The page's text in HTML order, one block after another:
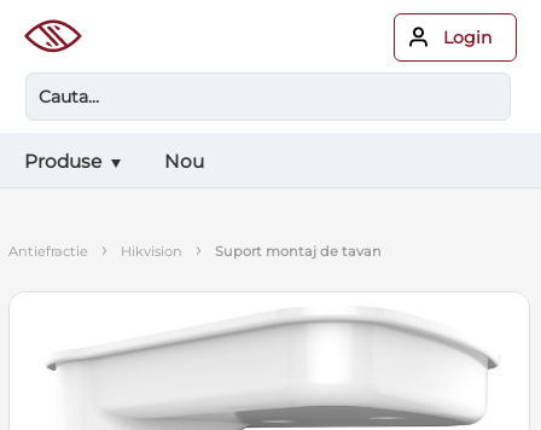
Login
Produse Nou
antiefractie › hikvision › suport montaj de tavan